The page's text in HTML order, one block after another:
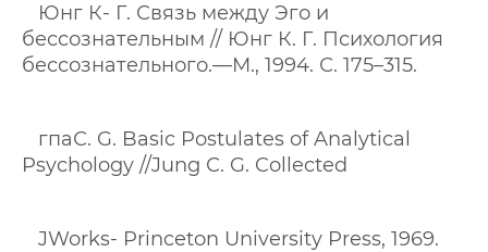
Юнг К- Г. Связь между Эго и
бессознательным // Юнг К. Г. Психология
бессознательного.—М., 1994. С. 175–315.
гпаС. G. Basic Postulates of Analytical
Psychology //Jung С. G. Collected
JWorks- Princeton University Press, 1969.